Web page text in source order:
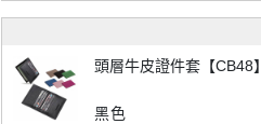
頭層牛皮證件套【CB48】
黑色